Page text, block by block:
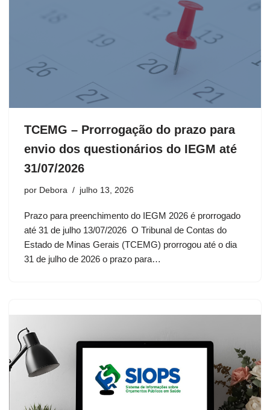
TCEMG – Prorrogação do prazo para
envio dos questionários do IEGM até
31/07/2026
por Debora julho 13, 2026
Prazo para preenchimento do IEGM 2026 é prorrogado
até 31 de julho 13/07/2026 O Tribunal de Contas do
Estado de Minas Gerais (TCEMG) prorrogou até o dia
31 de julho de 2026 o prazo para…